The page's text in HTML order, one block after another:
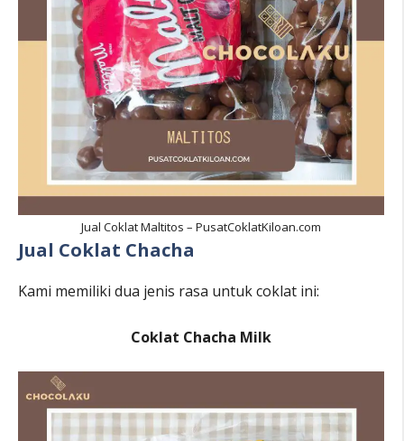
Jual Coklat Maltitos – PusatCoklatKiloan.com
Jual Coklat Chacha
Kami memiliki dua jenis rasa untuk coklat ini:
Coklat Chacha Milk